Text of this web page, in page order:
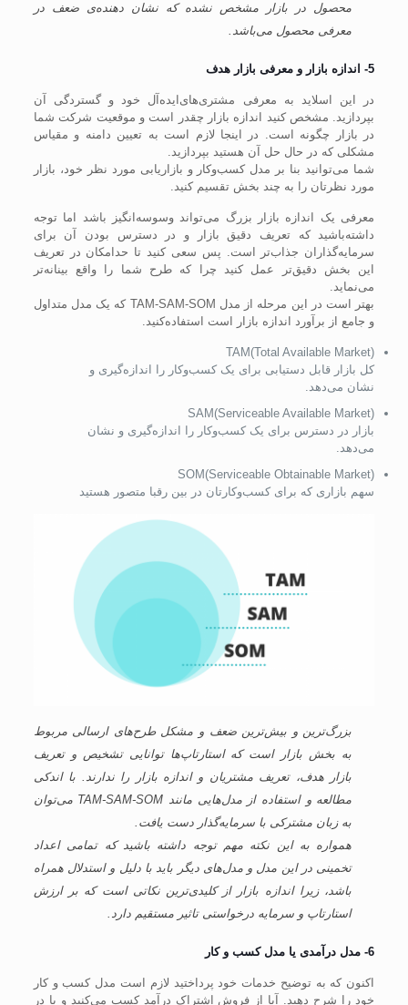
محصول در بازار مشخص نشده که نشان دهنده‌ی ضعف در
معرفی محصول می‌باشد.
5- اندازه بازار و معرفی بازار هدف
در این اسلاید به معرفی مشتری‌های‌ایده‌آل خود و گستردگی آن
بپردازید. مشخص کنید اندازه بازار چقدر است و موقعیت شرکت شما
در بازار چگونه است. در اینجا لازم است به تعیین دامنه و مقیاس
مشکلی که در حال حل آن هستید بپردازید.
شما می‌توانید بنا بر مدل کسب‌وکار و بازاریابی مورد نظر خود، بازار
مورد نظرتان را به چند بخش تقسیم کنید.
معرفی یک اندازه بازار بزرگ می‌تواند وسوسه‌انگیز باشد اما توجه
داشته‌باشید که تعریف دقیق بازار و در دسترس بودن آن برای
سرمایه‌گذاران جذاب‌تر است. پس سعی کنید تا حدامکان در تعریف
این بخش دقیق‌تر عمل کنید چرا که طرح شما را واقع بینانه‌تر
می‌نماید.
بهتر است در این مرحله از مدل TAM-SAM-SOM که یک مدل متداول
و جامع از برآورد اندازه بازار است استفاده‌کنید.
TAM(Total Available Market)
کل بازار قابل دستیابی برای یک کسب‌وکار را اندازه‌گیری و
نشان می‌دهد.
SAM(Serviceable Available Market)
بازار در دسترس برای یک کسب‌وکار را اندازه‌گیری و نشان
می‌دهد.
SOM(Serviceable Obtainable Market)
سهم بازاری که برای کسب‌وکارتان در بین رقبا متصور هستید
بزرگ‌ترین و بیش‌ترین ضعف و مشکل طرح‌های ارسالی مربوط
به بخش بازار است که استارتاپ‌ها توانایی تشخیص و تعریف
بازار هدف، تعریف مشتریان و اندازه بازار را ندارند. با اندکی
مطالعه و استفاده از مدل‌هایی مانند TAM-SAM-SOM می‌توان
به زبان مشترکی با سرمایه‌گذار دست یافت.
همواره به این نکته مهم توجه داشته باشید که تمامی اعداد
تخمینی در این مدل و مدل‌های دیگر باید با دلیل و استدلال همراه
باشد، زیرا اندازه بازار از کلیدی‌ترین نکاتی است که بر ارزش
استارتاپ و سرمایه درخواستی تاثیر مستقیم دارد.
6- مدل درآمدی یا مدل کسب و کار
اکنون که به توضیح خدمات خود پرداختید لازم است مدل کسب و کار
خود را شرح دهید. آیا از فروش اشتراک درآمد کسب می‌کنید و یا در